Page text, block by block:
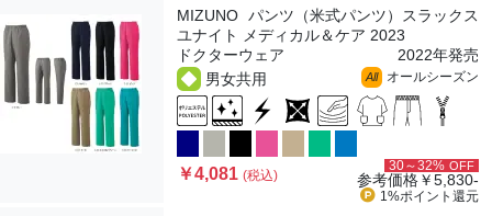
MIZUNO パンツ（米式パンツ）スラックス
ユナイト メディカル＆ケア 2023
ドクターウェア
2022年発売
男女共用
All オールシーズン
￥4,081(税込)
30～32% OFF
参考価格￥5,830-
1%ポイント 還元